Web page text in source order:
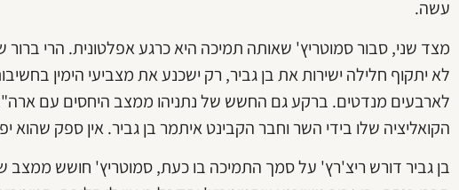
עשה.
מצד שני, סבור סמוטריץ' שאותה תמיכה היא כרגע אפלטונית. הרי ברור
לא יתקוף חלילה ישירות את בן גביר, רק ישכנע את מצביעי הימין
לארבעים מנדטים. ברקע גם החשש של נתניהו ממצב היחסים עם
הקואליציה שלו בידי השר וחבר הקבינט איתמר בן גביר. אין ספק שהוא
בן גביר דורש ריצ'רץ' על סמך התמיכה בו כעת, סמוטריץ' חושש